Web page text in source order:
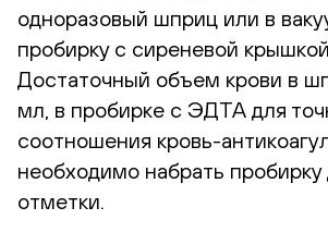
одноразовый шприц или в
пробирку с сиреневой
Достаточный объем крови в
мл, в пробирке с ЭДТА для
соотношения кровь-
необходимо набрать пробирку
отметки.